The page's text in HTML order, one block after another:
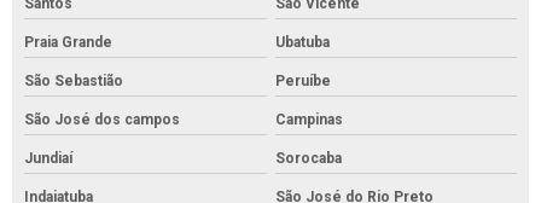
Santos São Vicente
Praia Grande Ubatuba
São Sebastião Peruíbe
São José dos campos Campinas
Jundiaí Sorocaba
Indaiatuba São José do Rio Preto